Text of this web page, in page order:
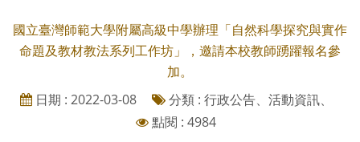
國立臺灣師範大學附屬高級中學辦理「自然科學探究與實作
命題及教材教法系列工作坊」，邀請本校教師踴躍報名參
加。
日期 : 2022-03-08
分類 : 行政公告、活動資訊、
點閱 : 4984